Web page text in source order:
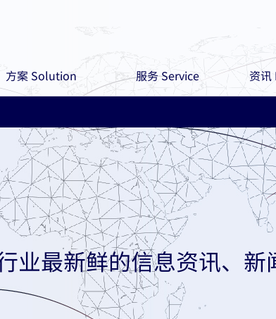
方案 Solution 服务 Service 资
业最新鲜的信息资讯、新